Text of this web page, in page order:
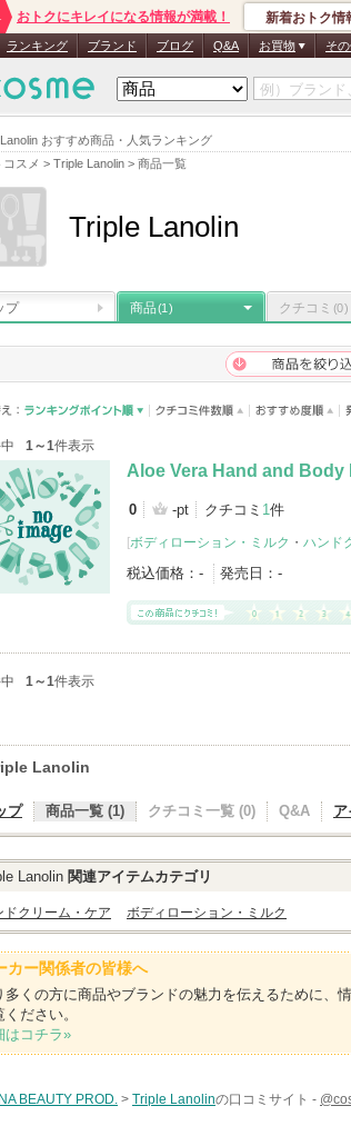
おすすめ商品・人気ランキング
コスメ > Triple Lanolin > 商品一覧
おトクにキレイになる情報が満載！ 新着おトク情
ランキング ブランド ブログ Q&A お買物 そ
Triple Lanolin
プ 商品(1) クチコミ (0)
1～1件表示
Aloe Vera Hand and Body
0 -pt クチコミ 1件
[ボディローション・ミルク ・ ハンド
税込価格： - 発売日： -
1～1件表示
Lanolin
プ 商品一覧 (1) クチコミ一覧 (0) Q&A
Lanolin 関連アイテムカテゴリ
ドクリーム・ケア ボディローション・ミルク
カー関係者の皆様へ
多くの方に商品やブランドの魅力を伝えるために、
ください。
はコチラ»
BEAUTY PROD. > Triple Lanolinの口コミサイト -